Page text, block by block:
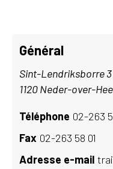
Général
Sint-Lendriksborre 3
1120 Neder-over-
Téléphone 02-263
Fax 02-263 58 01
Adresse e-mail